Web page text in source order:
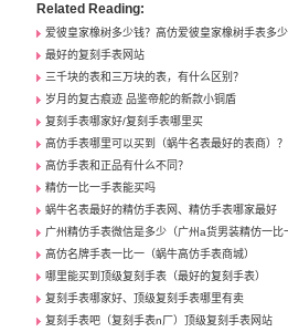
Related Reading:
爱彼皇家橡树多少钱？高仿爱彼皇家橡树手表多
最好的复刻手表网站
三千块的表和三万块的表，有什么区别？
岁月的复古痕迹 品鉴帝舵的新款小铜盾
复刻手表哪家好/复刻手表哪里买
高仿手表哪里可以买到（蜗牛名表最好的表商）？
高仿手表和正品有什么不同？
精仿一比一手表能买吗
蜗牛名表最好的精仿手表网、精仿手表哪家最好
广州精仿手表微信是多少（广州a货男装精仿一比
高仿名牌手表一比一（蜗牛高仿手表商城）
哪里能买到顶级复刻手表（最好的复刻手表）
复刻手表哪家好、顶级复刻手表哪里有卖
复刻手表吧（复刻手表n厂）顶级复刻手表网站